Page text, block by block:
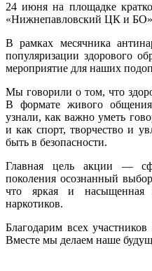
24 июня на площадке
«Нижнепавловский ЦК и БО»
В рамках месячника
популяризации здорового
мероприятие для наших
Мы говорили о том, что
В формате живого
узнали, как важно уметь
и как спорт, творчество и
быть в безопасности.
Главная цель акции —
поколения осознанный
что яркая и насыщенная
наркотиков.
Благодарим всех
Вместе мы делаем наше